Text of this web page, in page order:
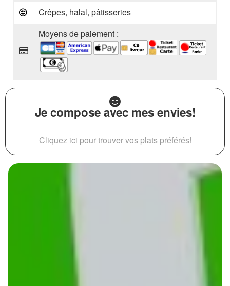
Crêpes, halal, pâtisseries
Moyens de paiement :
Je compose avec mes envies!
Cliquez ici pour trouver vos plats préférés!